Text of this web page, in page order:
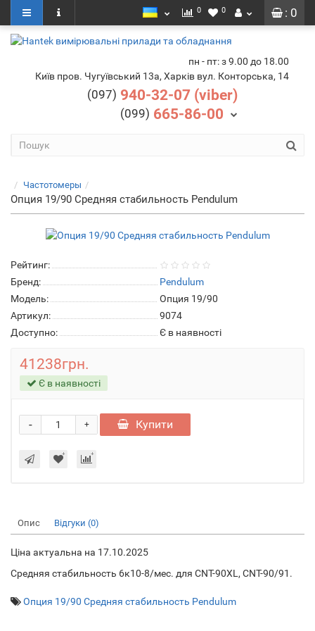
: 0
0 0
пн - пт: з 9.00 до 18.00
Київ пров. Чугуївський 13а, Харків вул. Конторська, 14
(097) 940-32-07 (viber)
(099) 665-86-00
Частотомеры
Опция 19/90 Средняя стабильность Pendulum
Рейтинг:
Бренд:
Pendulum
Модель:
Опция 19/90
Артикул:
9074
Доступно:
Є в наявності
41238грн.
Є в наявності
+
- Купити
Опис Відгуки (0)
Ціна актуальна на 17.10.2025
Средняя стабильность 6к10-8/мес. для CNT-90XL, CNT-90/91.
Опция 19/90 Средняя стабильность Pendulum